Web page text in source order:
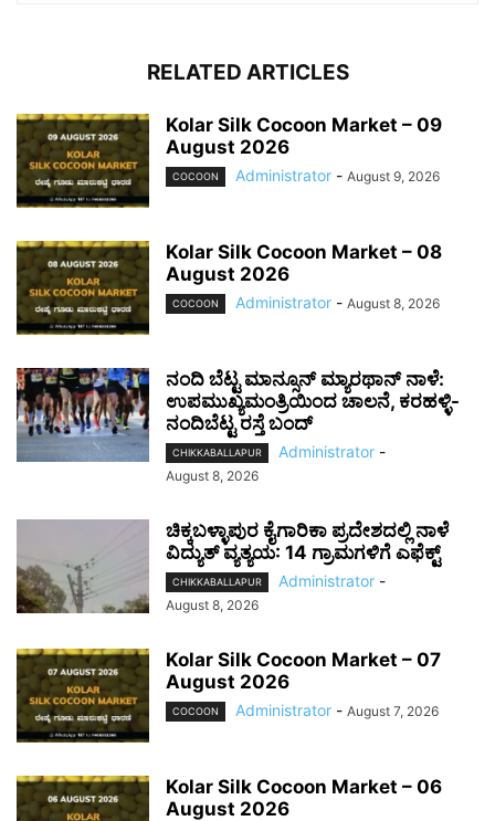
RELATED ARTICLES
Kolar Silk Cocoon Market – 09
August 2026
COCOON Administrator - August 9, 2026
Kolar Silk Cocoon Market – 08
August 2026
COCOON Administrator - August 8, 2026
ನಂದಿ ಬೆಟ್ಟ ಮಾನ್ಸೂನ್ ಮ್ಯಾರಥಾನ್ ನಾಳೆ:
ಉಪಮುಖ್ಯಮಂತ್ರಿಯಿಂದ ಚಾಲನೆ, ಕರಹಳ್ಳಿ-
ನಂದಿಬೆಟ್ಟ ರಸ್ತೆ ಬಂದ್
CHIKKABALLAPUR Administrator -
August 8, 2026
ಚಿಕ್ಕಬಳ್ಳಾಪುರ ಕೈಗಾರಿಕಾ ಪ್ರದೇಶದಲ್ಲಿ ನಾಳೆ
ವಿದ್ಯುತ್ ವ್ಯತ್ಯಯ: 14 ಗ್ರಾಮಗಳಿಗೆ ಎಫೆಕ್ಟ್
CHIKKABALLAPUR Administrator -
August 8, 2026
Kolar Silk Cocoon Market – 07
August 2026
COCOON Administrator - August 7, 2026
Kolar Silk Cocoon Market – 06
August 2026